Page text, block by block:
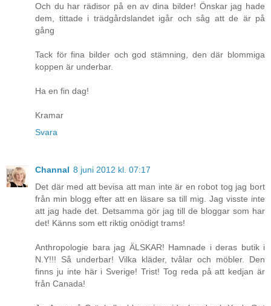
Och du har rädisor på en av dina bilder! Önskar jag hade
dem, tittade i trädgårdslandet igår och såg att de är på
gång
Tack för fina bilder och god stämning, den där blommiga
koppen är underbar.
Ha en fin dag!
Kramar
Svara
Channal 8 juni 2012 kl. 07:17
Det där med att bevisa att man inte är en robot tog jag bort
från min blogg efter att en läsare sa till mig. Jag visste inte
att jag hade det. Detsamma gör jag till de bloggar som har
det! Känns som ett riktig onödigt trams!
Anthropologie bara jag ÄLSKAR! Hamnade i deras butik i
N.Y!!! Så underbar! Vilka kläder, tvålar och möbler. Den
finns ju inte här i Sverige! Trist! Tog reda på att kedjan är
från Canada!